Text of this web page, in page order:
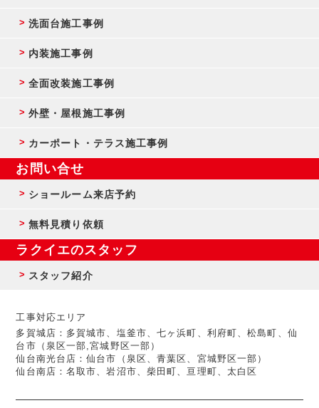
洗面台施工事例
内装施工事例
全面改装施工事例
外壁・屋根施工事例
カーポート・テラス施工事例
お問い合せ
ショールーム来店予約
無料見積り依頼
ラクイエのスタッフ
スタッフ紹介
工事対応エリア
多賀城店：多賀城市、塩釜市、七ヶ浜町、利府町、松島町、仙
台市（泉区一部,宮城野区一部）
仙台南光台店：仙台市（泉区、青葉区、宮城野区一部）
仙台南店：名取市、岩沼市、柴田町、亘理町、太白区